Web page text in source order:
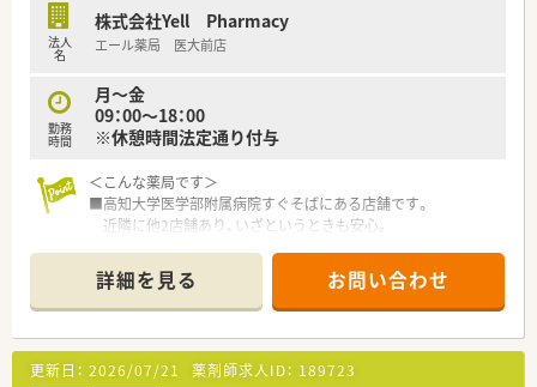
れています。薬の知識だけでなく、安全管理の取り組みや外部の
専門家による接遇研修等も行われています。
■保険薬局での勤務未経験の方に対しても、電子薬歴の使用方法
ます。
■希望制となりますが、職員研修の一環として医療機関のご協力
のもと、4～6カ月の病院研修も行われています。
＜法人特徴＞
■高知県内を中心にグループ全体で32店舗展開中です。今後も
県内・県外にて店舗を増やしていく方針です。
■総合病院門前からクリニック門前までさまざまな科目の店舗
を運営されています。
■在宅件数はグループ全体で700件以上ございます。在宅専任薬
剤師も複数名いらっしゃいます。
■1年に1回以上学会に参加されており、学会発表チームを立ち
上げ、日々の業務で感じたことや、患者さまからの要望などを議
論して発表の題目を検討されています。
法人
名
株式会社Yell Pharmacy
エール薬局 医大前店
勤務
時間
月～金
09：00～18：00
※休憩時間法定通り付与
＜こんな薬局です＞
■高知大学医学部附属病院すぐそばにある店舗です。
近隣に他2店舗あり、いざというときも安心。
ダークグレーを基調としたスタイリッシュな外観で、ピンクの
看板が目印です。
■薬剤師常時4～5名体制、管理薬剤師は女性です。
＜業務内容＞
■調剤・投薬・監査等、外来処方箋の対応全般をお願いいたしま
詳細を見る お問い合わせ
更新日： 2026/07/21 薬剤師求人ID： 189723